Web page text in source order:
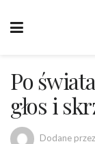
Po
głos i
Dodane przez